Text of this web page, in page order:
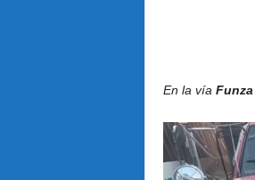
En la vía